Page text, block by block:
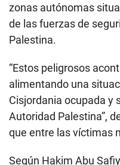
zonas autónomas
de las fuerzas de
Palestina.
“Estos peligrosos
alimentando una
Cisjordania ocupada y
Autoridad Palestina”,
que entre las víctimas
Según Hakim Abu